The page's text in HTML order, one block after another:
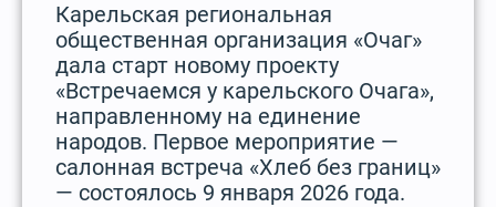
Карельская региональная
общественная организация «Очаг»
дала старт новому проекту
«Встречаемся у карельского Очага»,
направленному на единение
народов. Первое мероприятие —
салонная встреча «Хлеб без границ»
— состоялось 9 января 2026 года.